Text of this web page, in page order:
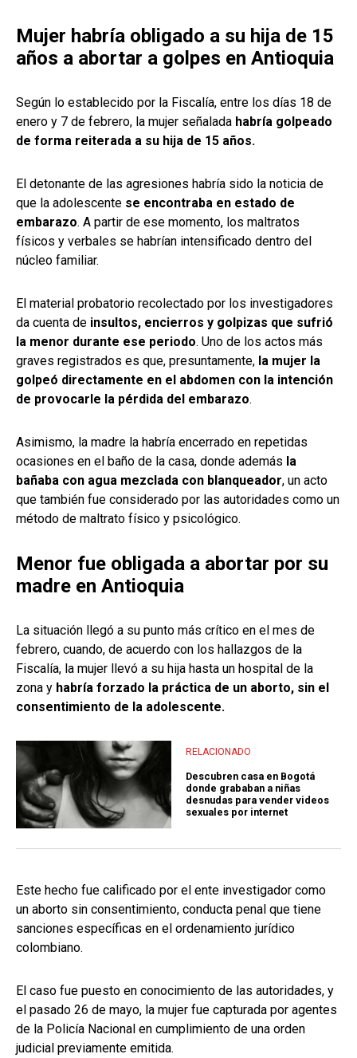
Mujer habría obligado a su hija de 15
años a abortar a golpes en Antioquia
Según lo establecido por la Fiscalía, entre los días 18 de
enero y 7 de febrero, la mujer señalada habría golpeado
de forma reiterada a su hija de 15 años.
El detonante de las agresiones habría sido la noticia de
que la adolescente se encontraba en estado de
embarazo. A partir de ese momento, los maltratos
físicos y verbales se habrían intensificado dentro del
núcleo familiar.
El material probatorio recolectado por los investigadores
da cuenta de insultos, encierros y golpizas que sufrió
la menor durante ese periodo. Uno de los actos más
graves registrados es que, presuntamente, la mujer la
golpeó directamente en el abdomen con la intención
de provocarle la pérdida del embarazo.
Asimismo, la madre la habría encerrado en repetidas
ocasiones en el baño de la casa, donde además la
bañaba con agua mezclada con blanqueador, un acto
que también fue considerado por las autoridades como un
método de maltrato físico y psicológico.
Menor fue obligada a abortar por su
madre en Antioquia
La situación llegó a su punto más crítico en el mes de
febrero, cuando, de acuerdo con los hallazgos de la
Fiscalía, la mujer llevó a su hija hasta un hospital de la
zona y habría forzado la práctica de un aborto, sin el
consentimiento de la adolescente.
RELACIONADO
Descubren casa en Bogotá
donde grababan a niñas
desnudas para vender videos
sexuales por internet
Este hecho fue calificado por el ente investigador como
un aborto sin consentimiento, conducta penal que tiene
sanciones específicas en el ordenamiento jurídico
colombiano.
El caso fue puesto en conocimiento de las autoridades, y
el pasado 26 de mayo, la mujer fue capturada por agentes
de la Policía Nacional en cumplimiento de una orden
judicial previamente emitida.